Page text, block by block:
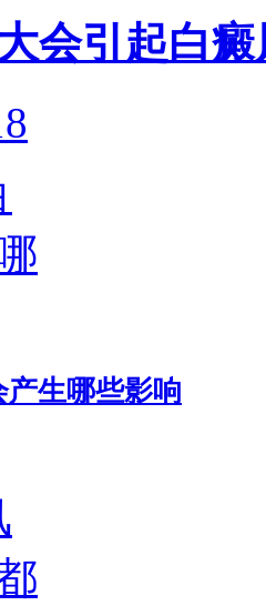
会引起白
生哪些影响